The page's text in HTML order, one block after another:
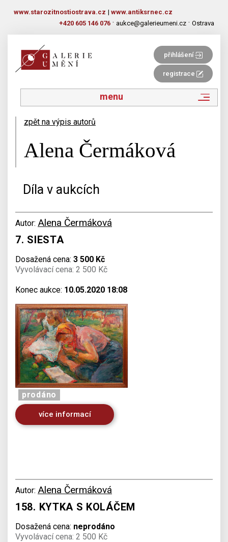
www.starozitnostiostrava.cz | www.antiksrnec.cz
+420 605 146 076 · aukce@galerieumeni.cz · Ostrava
přihlášení
registrace
menu
zpět na výpis autorů
Alena Čermáková
Díla v aukcích
Autor: Alena Čermáková
7. SIESTA
Dosažená cena: 3 500 Kč
Vyvolávací cena: 2 500 Kč
Konec aukce: 10.05.2020 18:08
prodáno
více informací
Autor: Alena Čermáková
158. KYTKA S KOLÁČEM
Dosažená cena: neprodáno
Vyvolávací cena: 2 500 Kč